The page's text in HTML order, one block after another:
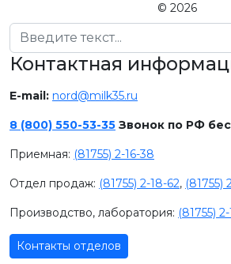
© 2026
Поиск
Контактная
E-mail: nord@milk35.ru
8 (800) 550-53-35 Звонок по РФ
Приемная: (81755) 2-16-38
Отдел продаж: (81755) 2-18-62, (81755)
Производство, лаборатория: (81755)
Контакты отделов